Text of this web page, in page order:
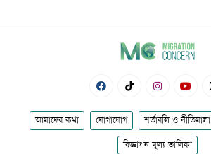
আমাদের কথা যোগাযোগ শর্তাবলি ও নীতিমালা
বিজ্ঞাপন মূল্য তালিকা